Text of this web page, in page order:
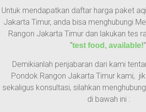
Untuk mendapatkan daftar harga paket
Jakarta Timur, anda bisa menghubungi
Rangon Jakarta Timur dan lakukan tes
“test food, available!
Demikianlah penjabaran dari kami
Pondok Rangon Jakarta Timur kami,
sekaligus konsultasi, silahkan
di bawah ini :